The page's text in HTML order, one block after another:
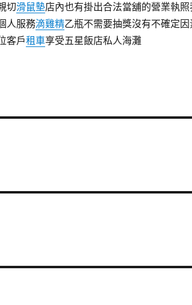
切滑鼠墊店內也有掛出合法當舖的營業執
人服務滴雞精乙瓶不需要抽獎沒有不確定
客戶租車享受五星飯店私人海灘